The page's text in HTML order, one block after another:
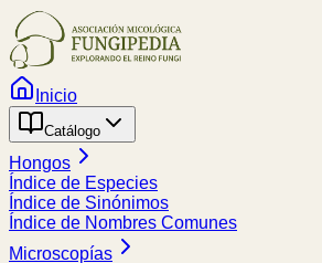
Inicio
Catálogo
Hongos
Índice de Especies
Índice de Sinónimos
Índice de Nombres Comunes
Microscopías